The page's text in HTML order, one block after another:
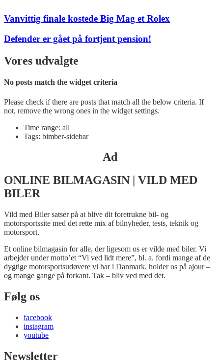
Vanvittig finale kostede Big Mag et Rolex
Defender er gået på fortjent pension!
Vores udvalgte
No posts match the widget criteria
Please check if there are posts that match all the below criteria. If
not, remove the wrong ones in the widget settings.
Time range: all
Tags: bimber-sidebar
Ad
ONLINE BILMAGASIN | VILD MED
BILER
Vild med Biler satser på at blive dit foretrukne bil- og
motorsportssite med det rette mix af bilnyheder, tests, teknik og
motorsport.
Et online bilmagasin for alle, der ligesom os er vilde med biler. Vi
arbejder under motto’et “Vi ved lidt mere”, bl. a. fordi mange af de
dygtige motorsportsudøvere vi har i Danmark, holder os på ajour –
og mange gange på forkant. Tak – bliv ved med det.
Følg os
facebook
instagram
youtube
Newsletter